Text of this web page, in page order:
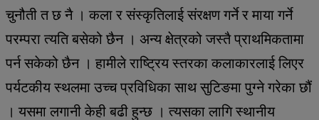
चुनौती त छ नै । कला र संस्कृतिलाई संरक्षण गर्ने र माया गर्ने
परम्परा त्यति बसेको छैन । अन्य क्षेत्रको जस्तै प्राथमिकतामा
पर्न सकेको छैन । हामीले राष्ट्रिय स्तरका कलाकारलाई लिएर
पर्यटकीय स्थलमा उच्च प्रविधिका साथ सुटिङमा पुग्ने गरेका छौं
। यसमा लगानी केही बढी हुन्छ । त्यसका लागि स्थानीय